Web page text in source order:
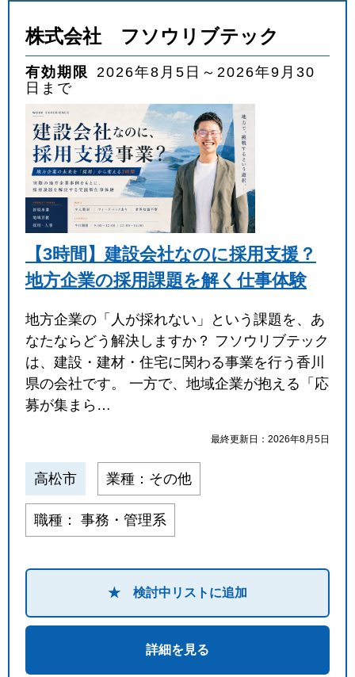
株式会社 フソウリブテック
有効期限
2026年8月5日～2026年9月30
日まで
【3時間】建設会社なのに採用支援？
地方企業の採用課題を解く仕事体験
地方企業の「人が採れない」という課題を、あ
なたならどう解決しますか？ フソウリブテック
は、建設・建材・住宅に関わる事業を行う香川
県の会社です。 一方で、地域企業が抱える「応
募が集まら…
最終更新日：2026年8月5日
高松市 業種：その他
職種： 事務・管理系
★ 検討中リストに追加
詳細を見る